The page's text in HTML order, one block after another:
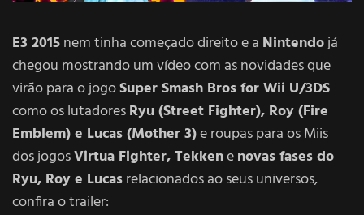
E3 2015nem tinha começado direito e a Nintendojá
chegou mostrando um vídeo com as novidades que
virão para o jogoSuper Smash Bros for Wii U/3DS
como os lutadoresRyu (Street Fighter), Roy (Fire
Emblem) e Lucas (Mother 3)e roupas para os Miis
dos jogosVirtua Fighter, Tekkenenovas fases do
Ryu, Roy e Lucasrelacionados ao seus universos,
confira o trailer: